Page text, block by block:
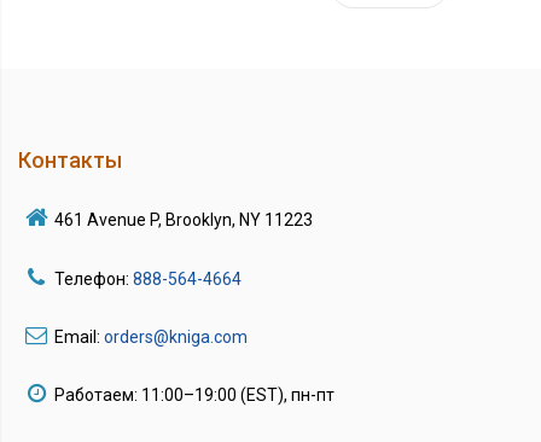
Контакты
461 Avenue P, Brooklyn, NY 11223
Телефон: 888-564-4664
Email: orders@kniga.com
Работаем: 11:00–19:00 (EST), пн-пт